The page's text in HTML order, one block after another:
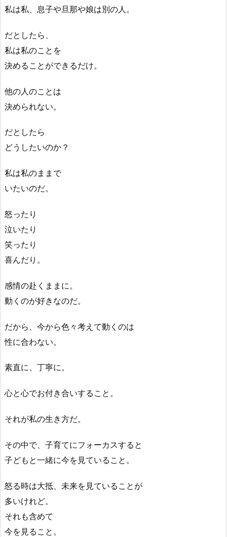
私は私、息子や旦那や娘は別の人。
だとしたら、
私は私のことを
決めることができるだけ。
他の人のことは
決められない。
だとしたら
どうしたいのか？
私は私のままで
いたいのだ。
怒ったり
泣いたり
笑ったり
喜んだり。
感情の赴くままに。
動くのが好きなのだ。
だから、今から色々考えて動くのは
性に合わない。
素直に、丁寧に。
心と心でお付き合いすること。
それが私の生き方だ。
その中で、子育てにフォーカスすると
子どもと一緒に今を見ていること。
怒る時は大抵、未来を見ていることが
多いけれど。
それも含めて
今を見ること。